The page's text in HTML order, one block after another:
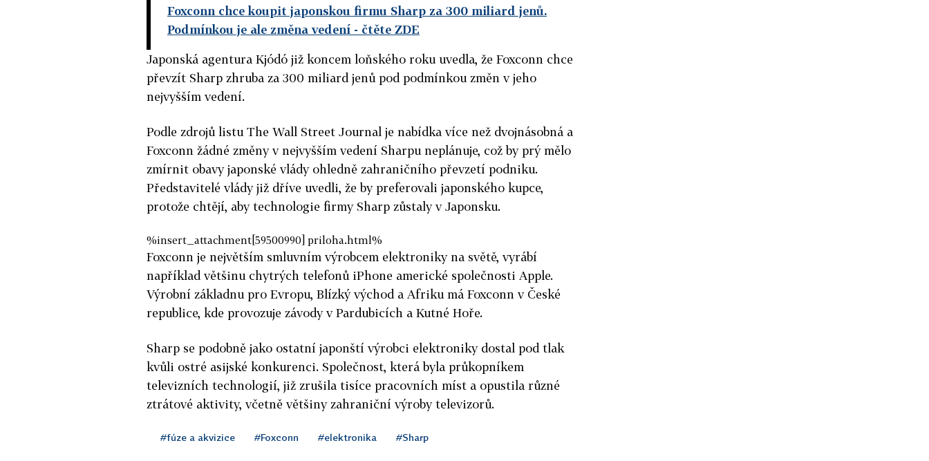
Foxconn chce koupit japonskou firmu Sharp za 300 miliard jenů.
Podmínkou je ale změna vedení - čtěte ZDE
Japonská agentura Kjódó již koncem loňského roku uvedla, že Foxconn chce
převzít Sharp zhruba za 300 miliard jenů pod podmínkou změn v jeho
nejvyšším vedení.
Podle zdrojů listu The Wall Street Journal je nabídka více než dvojnásobná a
Foxconn žádné změny v nejvyšším vedení Sharpu neplánuje, což by prý mělo
zmírnit obavy japonské vlády ohledně zahraničního převzetí podniku.
Představitelé vlády již dříve uvedli, že by preferovali japonského kupce,
protože chtějí, aby technologie firmy Sharp zůstaly v Japonsku.
%insert_attachment[59500990] priloha.html%
Foxconn je největším smluvním výrobcem elektroniky na světě, vyrábí
například většinu chytrých telefonů iPhone americké společnosti Apple.
Výrobní základnu pro Evropu, Blízký východ a Afriku má Foxconn v České
republice, kde provozuje závody v Pardubicích a Kutné Hoře.
Sharp se podobně jako ostatní japonští výrobci elektroniky dostal pod tlak
kvůli ostré asijské konkurenci. Společnost, která byla průkopníkem
televizních technologií, již zrušila tisíce pracovních míst a opustila různé
ztrátové aktivity, včetně většiny zahraniční výroby televizorů.
#fúze a akvizice #Foxconn #elektronika #Sharp